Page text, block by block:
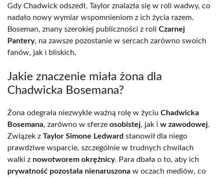
Gdy Chadwick odszedł, Taylor znalazła się w roli wadwy, co
nadało nowy wymiar wspomnieniom z ich życia razem.
Boseman, znany szerokiej publiczności z roli Czarnej
Pantery, na zawsze pozostanie w sercach zarówno swoich
fanów, jak i bliskich.
Jakie znaczenie miała żona dla
Chadwicka Bosemana?
Żona odegrała niezwykle ważną rolę w życiu Chadwicka
Bosemana, zarówno w sferze osobistej, jak i w zawodowej.
Związek z Taylor Simone Ledward stanowił dla niego
prawdziwe wsparcie, szczególnie w trudnych chwilach
walki z nowotworem okrężnicy. Para dbała o to, aby ich
prywatność pozostała nienaruszona w oczach mediów, co